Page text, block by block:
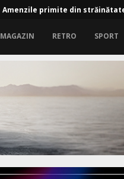
Amenzile primite din
MAGAZIN RETRO SPORT